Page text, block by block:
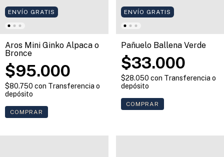
ENVÍO GRATIS
Aros Mini Ginko Alpaca o
Bronce
$95.000
$80.750 con Transferencia o
depósito
COMPRAR
ENVÍO GRATIS
Pañuelo Ballena Verde
$33.000
$28.050 con Transferencia o
depósito
COMPRAR